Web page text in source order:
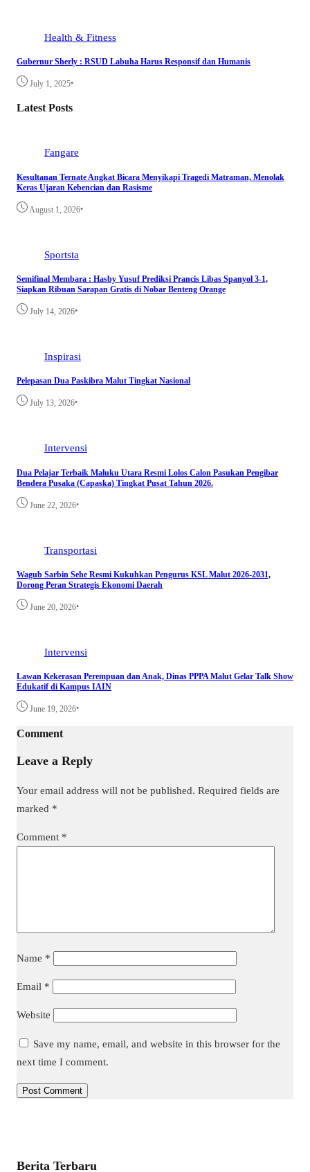
Health & Fitness
Gubernur Sherly : RSUD Labuha Harus Responsif dan Humanis
July 1, 2025•
Latest Posts
Fangare
Kesultanan Ternate Angkat Bicara Menyikapi Tragedi Matraman, Menolak
Keras Ujaran Kebencian dan Rasisme
August 1, 2026•
Sportsta
Semifinal Membara : Hasby Yusuf Prediksi Prancis Libas Spanyol 3-1,
Siapkan Ribuan Sarapan Gratis di Nobar Benteng Orange
July 14, 2026•
Inspirasi
Pelepasan Dua Paskibra Malut Tingkat Nasional
July 13, 2026•
Intervensi
Dua Pelajar Terbaik Maluku Utara Resmi Lolos Calon Pasukan Pengibar
Bendera Pusaka (Capaska) Tingkat Pusat Tahun 2026.
June 22, 2026•
Transportasi
Wagub Sarbin Sehe Resmi Kukuhkan Pengurus KSL Malut 2026-2031,
Dorong Peran Strategis Ekonomi Daerah
June 20, 2026•
Intervensi
Lawan Kekerasan Perempuan dan Anak, Dinas PPPA Malut Gelar Talk Show
Edukatif di Kampus IAIN
June 19, 2026•
Comment
Leave a Reply
Your email address will not be published. Required fields are
marked *
Comment *
Name *
Email *
Website
Save my name, email, and website in this browser for the
next time I comment.
Berita Terbaru